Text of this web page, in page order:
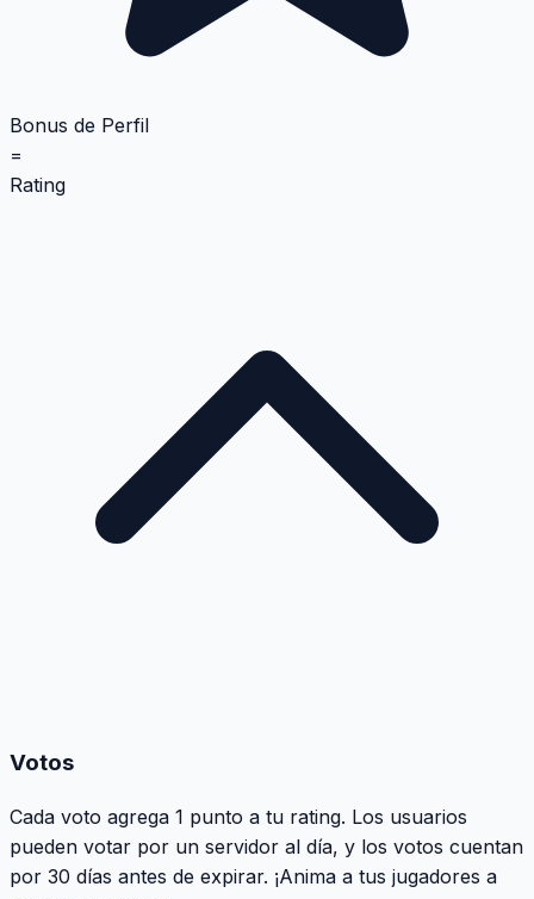
Bonus de Perfil
=
Rating
Votos
Cada voto agrega 1 punto a tu rating. Los usuarios
pueden votar por un servidor al día, y los votos cuentan
por 30 días antes de expirar. ¡Anima a tus jugadores a